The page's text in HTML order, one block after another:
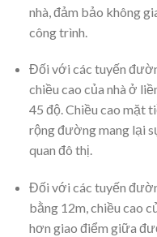
nhà, đảm bảo không
công trình.
Đối với các tuyến
chiều cao của nhà ở
45 độ. Chiều cao mặt
rộng đường mang lại
quan đô thị.
Đối với các tuyến
bằng 12m, chiều cao
hơn giao điểm giữa